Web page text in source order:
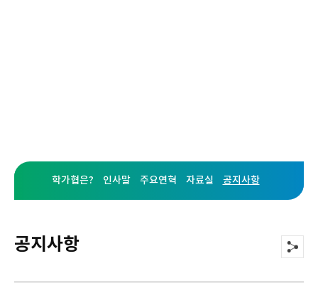
학가협은? 인사말 주요연혁 자료실 공지사항
공지사항